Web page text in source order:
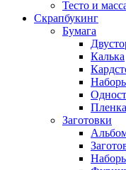
Тесто и
Скрапбукинг
Бумага
Калька
Заготовки